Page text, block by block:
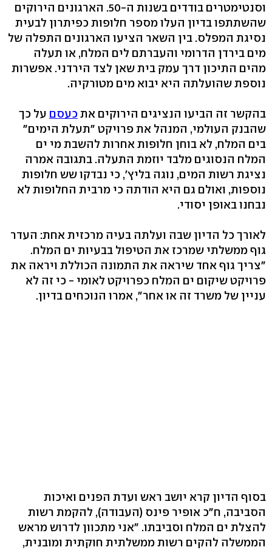
וסנטימטרים בודדים בשנות ה-50. הארגונים הירוקים
שהשתתפו בדיון העלו מספר חלופות כפיתרון לבעית
נסיגת המפלס. בין השאר הציעו הארגונים התפלה של
מים בירדן הדרומי והעברתם לים המלח, או תעלה
מהים התיכון דרך עמק בית שאן לצד הירדני. אפשרות
נוספת שהועלתה היא יבוא מים מטורקיה.
בהקשר זה הביעו הנציגים הירוקים אתכעסם על כך
שהבנק העולמי, המנהל את פרויקט "תעלת הימים"
בים המלח, לא בוחן חלופות אחרות להשבת מי ים
המלח הנסוגים מלבד יוזמת התעלה. בתגובה אמרה
נציגת רשות המים, נוגה בליץ', כי נבדקו שש חלופות
נוספות, ואולם גם היא הודתה כי מרבית החלופות לא
נבחנו באופן יסודי.
לאורך כל הדיון שבה ועלתה בעיה מרכזית אחת: העדר
גוף ממשלתי שמרכז את הטיפול בבעיות ים המלח.
"צריך גוף אחד שיראה את התמונה הכוללת ויראה את
פרויקט שיקום ים המלח כפרויקט לאומי - כי זה לא
עניין של משרד זה או אחר", אמרו הנוכחים בדיון.
בסוף הדיון קרא יושב ראש ועדת הפנים ואיכות
הסביבה, ח"כ אופיר פינס (העבודה), להקמת רשות
להצלת ים המלח וסביבתו. "אני מתכוון לדרוש מראש
הממשלה להקים רשות ממשלתית חוקתית ומובנית,